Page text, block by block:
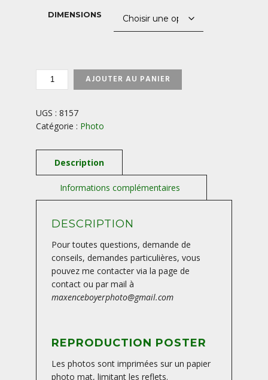
DIMENSIONS
QUANTITÉ
TUILIERE-
ET-
SANADOIRE
AJOUTER AU PANIER
UGS : 8157
Catégorie : Photo
DESCRIPTION
Pour toutes questions, demande de
conseils, demandes particulières, vous
pouvez me contacter via la page de
contact ou par mail à
maxenceboyerphoto@gmail.com
REPRODUCTION POSTER
Les photos sont imprimées sur un papier
photo mat, limitant les reflets.